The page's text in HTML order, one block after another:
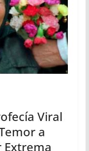
Viral
a
Extrema